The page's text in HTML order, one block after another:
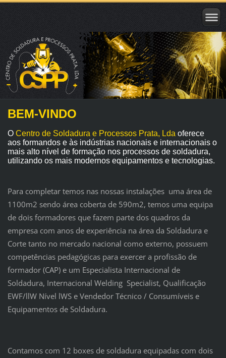
BEM-VINDO
O Centro de Soldadura e Processos Prata, Lda oferece
aos formandos e às indústrias nacionais e internacionais o
mais alto nível de formação nos processos de soldadura,
utilizando os mais modernos equipamentos e tecnologias.
Para completar temos nas nossas instalações uma área de
1100m2 sendo área coberta de 590m2, temos uma equipa
de dois formadores que fazem parte dos quadros da
empresa com anos de experiência na área da Soldadura e
Corte tanto no mercado nacional como externo, possuem
competências pedagógicas para exercer a profissão de
formador (CAP) e um Especialista Internacional de
Soldadura, Internacional Welding Specialist, Qualificação
EWF/llW Nível lWS e Vendedor Técnico / Consumíveis e
Equipamentos de Soldadura.
Contamos com 12 boxes de soldadura equipadas com dois